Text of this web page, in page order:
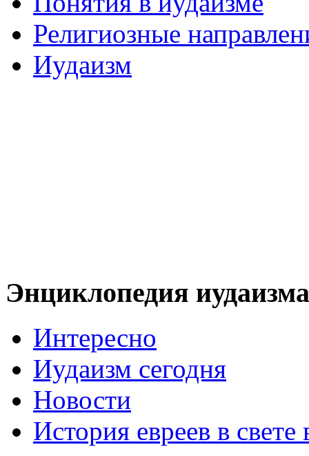
Религиозные
Иудаизм
Энциклопедия иудаизма
Интересно
Иудаизм сегодня
Новости
История евреев в